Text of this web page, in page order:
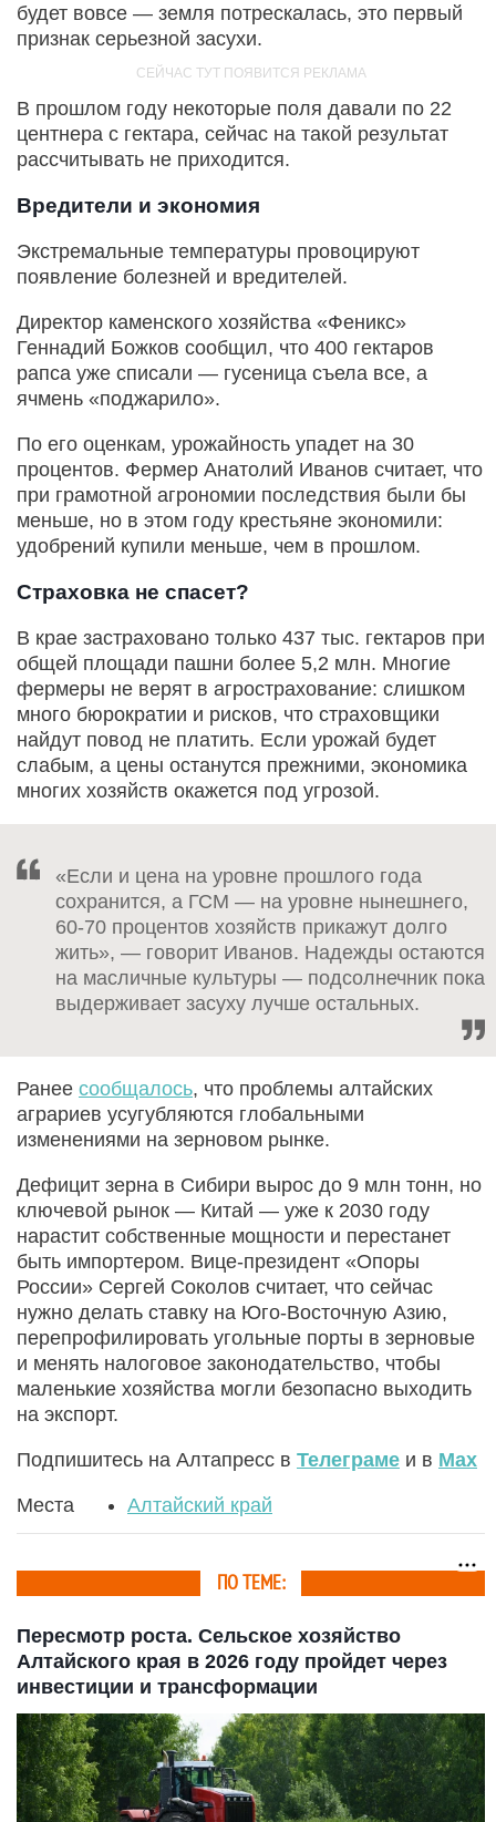
будет вовсе — земля потрескалась, это первый
признак серьезной засухи.
В прошлом году некоторые поля давали по 22
центнера с гектара, сейчас на такой результат
рассчитывать не приходится.
Вредители и экономия
Экстремальные температуры провоцируют
появление болезней и вредителей.
Директор каменского хозяйства «Феникс»
Геннадий Божков сообщил, что 400 гектаров
рапса уже списали — гусеница съела все, а
ячмень «поджарило».
По его оценкам, урожайность упадет на 30
процентов. Фермер Анатолий Иванов считает, что
при грамотной агрономии последствия были бы
меньше, но в этом году крестьяне экономили:
удобрений купили меньше, чем в прошлом.
Страховка не спасет?
В крае застраховано только 437 тыс. гектаров при
общей площади пашни более 5,2 млн. Многие
фермеры не верят в агрострахование: слишком
много бюрократии и рисков, что страховщики
найдут повод не платить. Если урожай будет
слабым, а цены останутся прежними, экономика
многих хозяйств окажется под угрозой.
«Если и цена на уровне прошлого года
сохранится, а ГСМ — на уровне нынешнего,
60-70 процентов хозяйств прикажут долго
жить», — говорит Иванов. Надежды остаются
на масличные культуры — подсолнечник пока
выдерживает засуху лучше остальных.
Ранее сообщалось, что проблемы алтайских
аграриев усугубляются глобальными
изменениями на зерновом рынке.
Дефицит зерна в Сибири вырос до 9 млн тонн, но
ключевой рынок — Китай — уже к 2030 году
нарастит собственные мощности и перестанет
быть импортером. Вице-президент «Опоры
России» Сергей Соколов считает, что сейчас
нужно делать ставку на Юго-Восточную Азию,
перепрофилировать угольные порты в зерновые
и менять налоговое законодательство, чтобы
маленькие хозяйства могли безопасно выходить
на экспорт.
Подпишитесь на Алтапресс в Телеграме и в Max
Места Алтайский край
ПО ТЕМЕ:
Пересмотр роста. Сельское хозяйство
Алтайского края в 2026 году пройдет через
инвестиции и трансформации